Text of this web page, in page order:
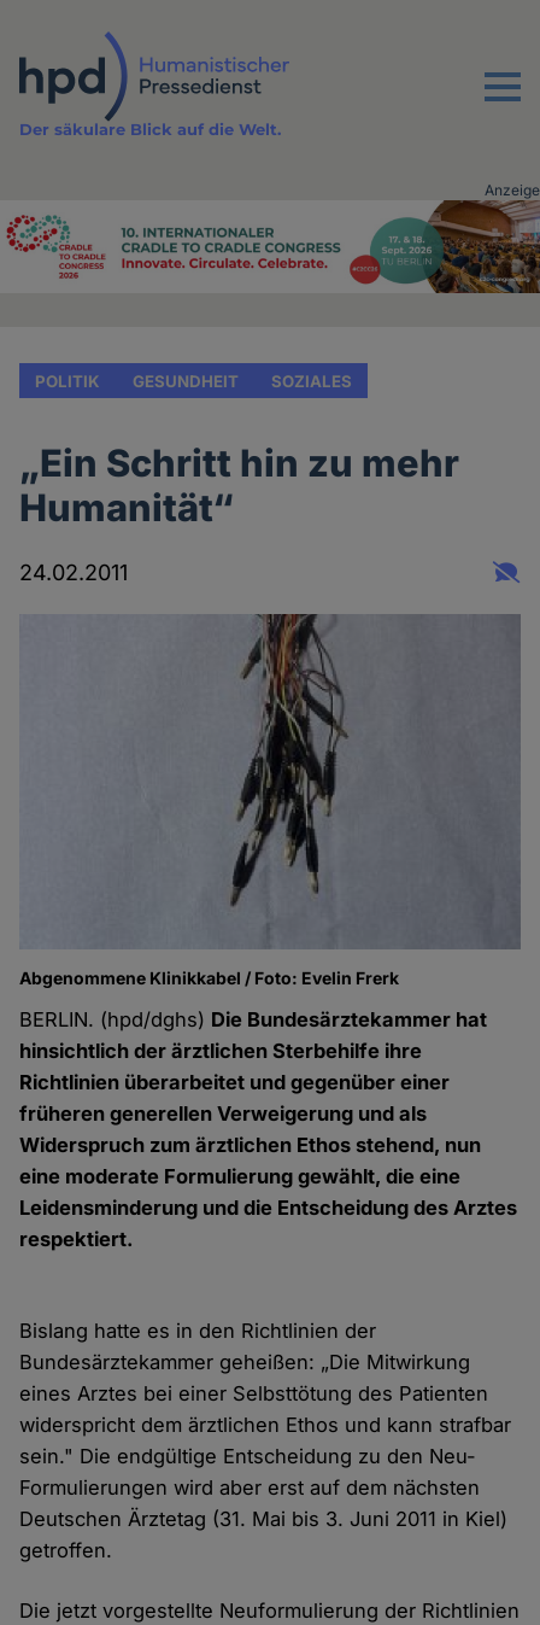
Inhalt
Menu
Der säkulare Blick auf die Welt.
Advertising
Anzeige
POLITIK GESUNDHEIT SOZIALES
„Ein Schritt hin zu mehr
Humanität“
24.02.2011
Abgenommene Klinikkabel / Foto: Evelin Frerk
BERLIN. (hpd/dghs) Die Bundesärztekammer hat
hinsichtlich der ärztlichen Sterbehilfe ihre
Richtlinien überarbeitet und gegenüber einer
früheren generellen Verweigerung und als
Widerspruch zum ärztlichen Ethos stehend, nun
eine moderate Formulierung gewählt, die eine
Leidensminderung und die Entscheidung des Arztes
respektiert.
Bislang hatte es in den Richtlinien der
Bundesärztekammer geheißen: „Die Mitwirkung
eines Arztes bei einer Selbsttötung des Patienten
widerspricht dem ärztlichen Ethos und kann strafbar
sein." Die endgültige Entscheidung zu den Neu-
Formulierungen wird aber erst auf dem nächsten
Deutschen Ärztetag (31. Mai bis 3. Juni 2011 in Kiel)
getroffen.
Die jetzt vorgestellte Neuformulierung der Richtlinien